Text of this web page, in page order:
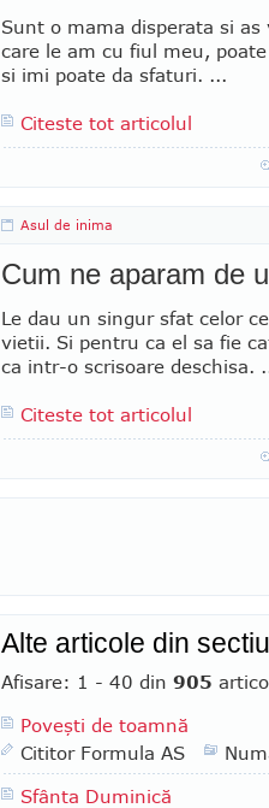
Sunt o mama disperata si as
care le am cu fiul meu,
si imi poate da sfaturi. ...
Citeste tot articolul
Asul de inima
Cum ne aparam de
Le dau un singur sfat celor
vietii. Si pentru ca el sa fie
ca intr-o scrisoare deschisa.
Citeste tot articolul
Alte articole din
Afisare: 1 - 40 din 905
Poveşti de toamnă
Cititor Formula AS
Sfânta Duminică